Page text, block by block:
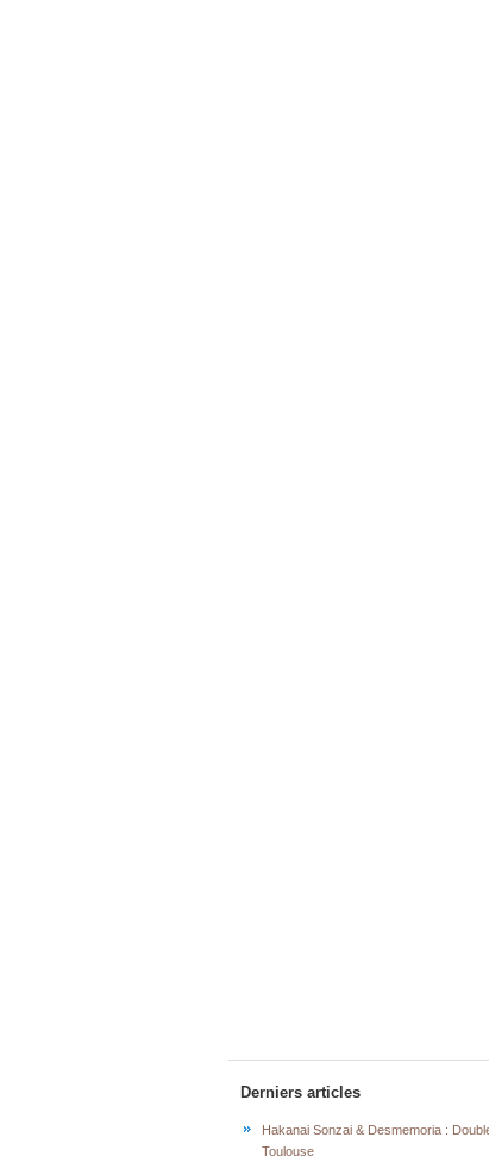
Derniers articles
Hakanai Sonzai & Desmemoria :
Toulouse